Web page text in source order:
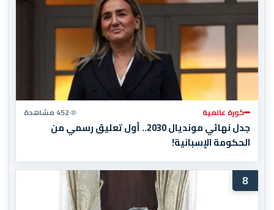
كورة عالمية 452 مشاهدة
جدل نهائي مونديال 2030.. أول تعليق رسمي من
الحكومة الإسبانية!
8